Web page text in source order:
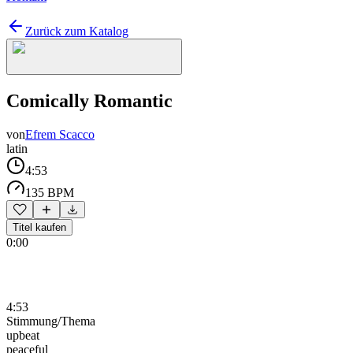
Zurück zum Katalog
Comically Romantic
vonEfrem Scacco
latin
4:53
135 BPM
Titel kaufen
0:00
4:53
Stimmung/Thema
upbeat
peaceful